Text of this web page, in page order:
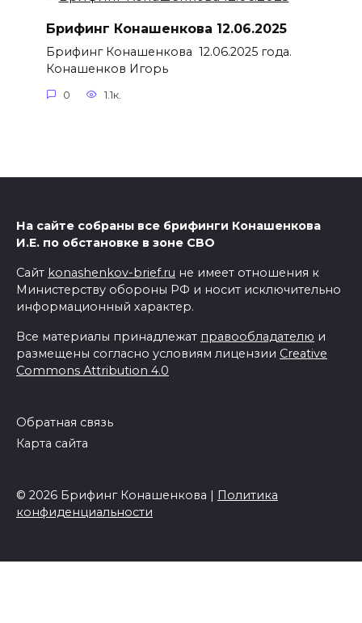
Брифинг Конашенкова 12.06.2025
Брифинг Конашенкова 12.06.2025 года.
Конашенков Игорь
0 1.1к.
На сайте собраны все брифинги Конашенкова
И.Е. по обстановке в зоне СВО
Сайт konashenkov-brief.ru не имеет отношения к
Министерству обороны РФ и носит исключительно
информационный характер.
Все материалы принадлежат правообладателю и
размещены согласно условиям лицензии Creative
Commons Attribution 4.0
Обратная связь
Карта сайта
© 2026 Брифинг Конашенкова |
Политика
конфиденциальности